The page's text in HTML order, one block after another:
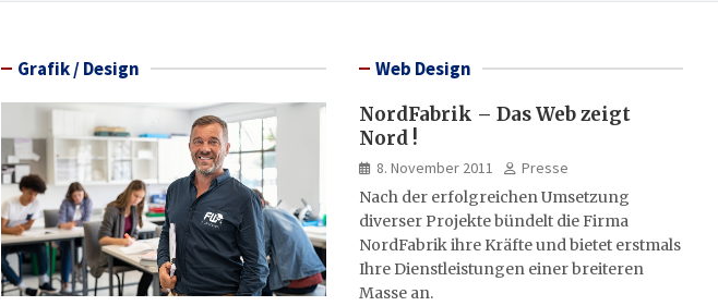
Grafik / Design
Web Design
NordFabrik – Das Web zeigt
Nord !
8. November 2011
Presse
Nach der erfolgreichen Umsetzung
diverser Projekte bündelt die Firma
NordFabrik ihre Kräfte und bietet erstmals
Ihre Dienstleistungen einer breiteren
Masse an.